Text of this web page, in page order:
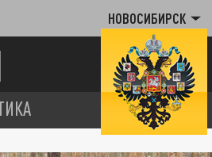
НОВОСИБИРСК